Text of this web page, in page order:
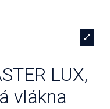
LUX,
vlákna